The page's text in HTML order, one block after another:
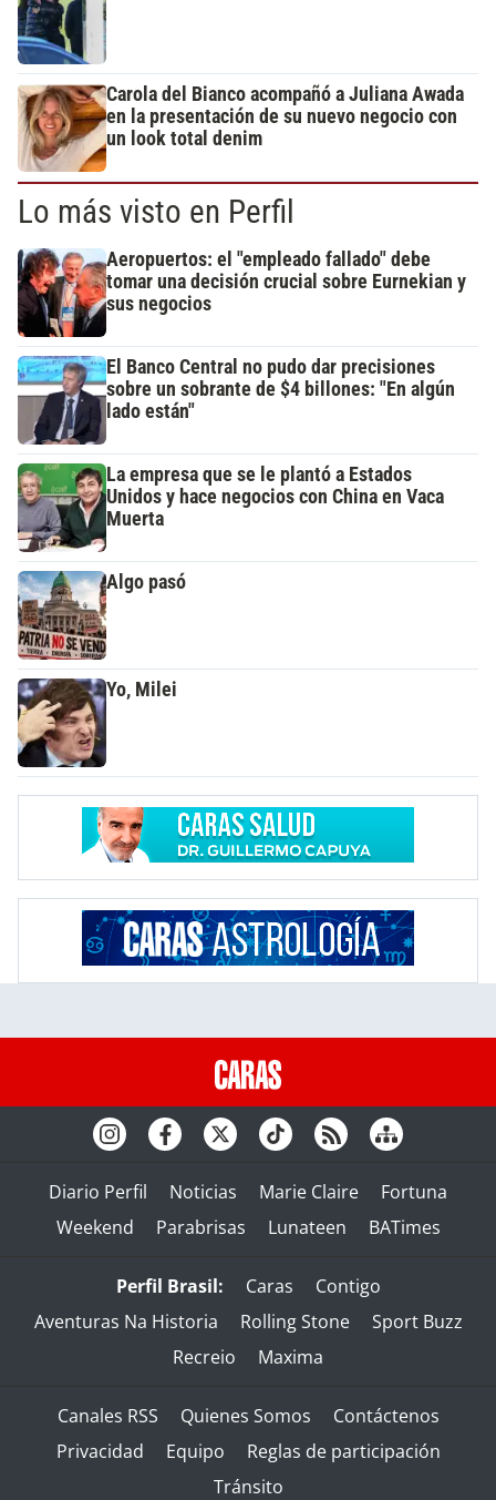
Carola del Bianco acompañó a Juliana Awada
en la presentación de su nuevo negocio con
un look total denim
Lo más visto en Perfil
Aeropuertos: el "empleado fallado" debe
tomar una decisión crucial sobre Eurnekian y
sus negocios
El Banco Central no pudo dar precisiones
sobre un sobrante de $4 billones: "En algún
lado están"
La empresa que se le plantó a Estados
Unidos y hace negocios con China en Vaca
Muerta
Algo pasó
Yo, Milei
Diario Perfil Noticias Marie Claire
Fortuna
Weekend
Parabrisas Lunateen BATimes
Perfil Brasil: Caras
Contigo
Aventuras Na Historia
Rolling Stone
Sport Buzz
Recreio
Maxima
Canales RSS Quienes Somos
Contáctenos
Privacidad
Equipo
Reglas de participación
Tránsito